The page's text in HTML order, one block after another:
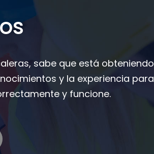
sabe que está obteniendo
y la experiencia para
y funcione.